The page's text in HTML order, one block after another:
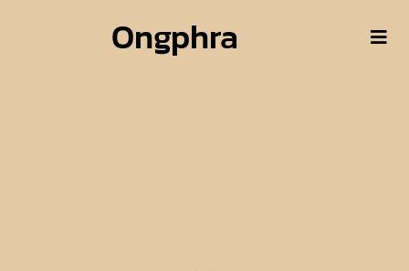
Ongphra